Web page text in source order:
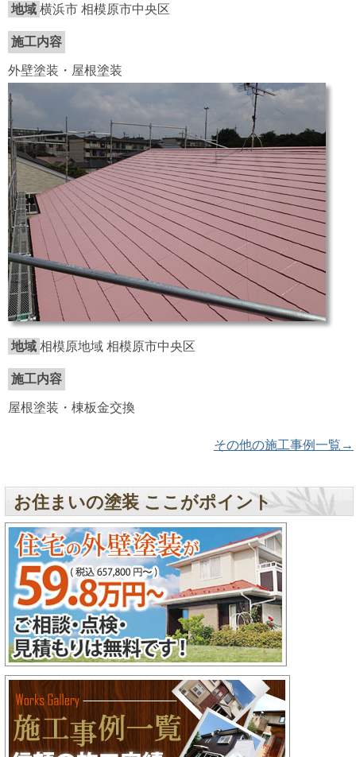
地域 横浜市 相模原市中央区
施工内容
外壁塗装・屋根塗装
地域 相模原地域 相模原市中央区
施工内容
屋根塗装・棟板金交換
その他の施工事例一覧→
お住まいの塗装 ここがポイント